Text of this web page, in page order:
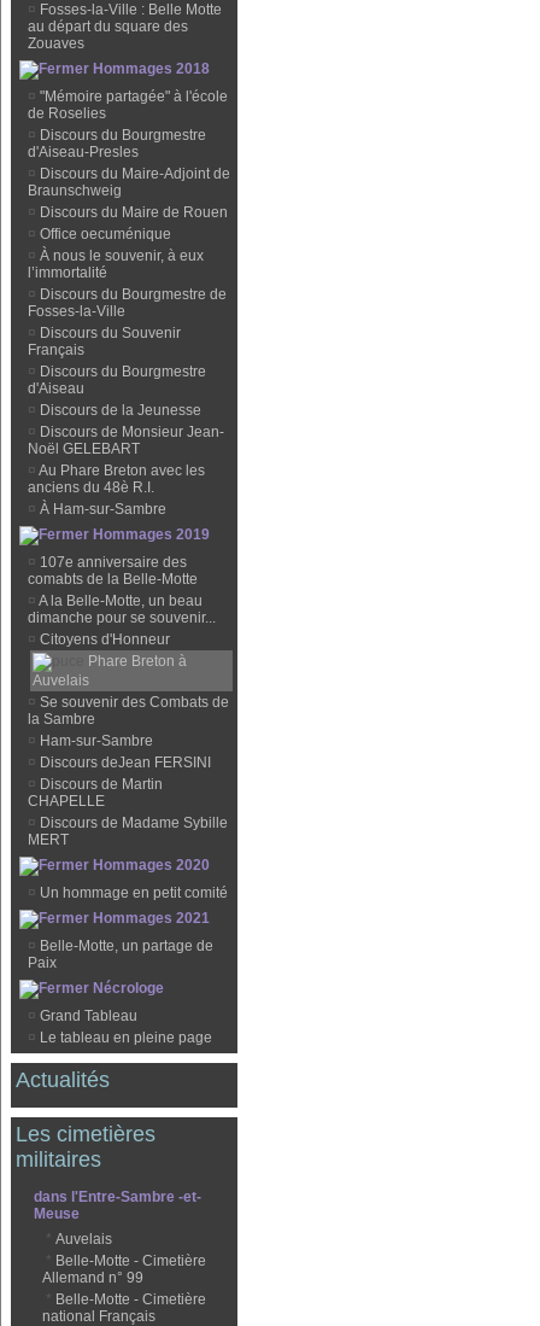
¤ Fosses-la-Ville : Belle Motte
au départ du square des
Zouaves
Hommages 2018
¤ "Mémoire partagée" à l'école
de Roselies
¤ Discours du Bourgmestre
d'Aiseau-Presles
¤ Discours du Maire-Adjoint de
Braunschweig
¤ Discours du Maire de Rouen
¤ Office oecuménique
¤ À nous le souvenir, à eux
l’immortalité
¤ Discours du Bourgmestre de
Fosses-la-Ville
¤ Discours du Souvenir
Français
¤ Discours du Bourgmestre
d'Aiseau
¤ Discours de la Jeunesse
¤ Discours de Monsieur Jean-
Noël GELEBART
¤ Au Phare Breton avec les
anciens du 48è R.I.
¤ À Ham-sur-Sambre
Hommages 2019
¤ 107e anniversaire des
comabts de la Belle-Motte
¤ A la Belle-Motte, un beau
dimanche pour se souvenir...
¤ Citoyens d'Honneur
Phare Breton à
Auvelais
¤ Se souvenir des Combats de
la Sambre
¤ Ham-sur-Sambre
¤ Discours deJean FERSINI
¤ Discours de Martin
CHAPELLE
¤ Discours de Madame Sybille
MERT
Hommages 2020
¤ Un hommage en petit comité
Hommages 2021
¤ Belle-Motte, un partage de
Paix
Nécrologe
¤ Grand Tableau
¤ Le tableau en pleine page
Actualités
Les cimetières
militaires
dans l'Entre-Sambre -et-
Meuse
* Auvelais
* Belle-Motte - Cimetière
Allemand n° 99
* Belle-Motte - Cimetière
national Français